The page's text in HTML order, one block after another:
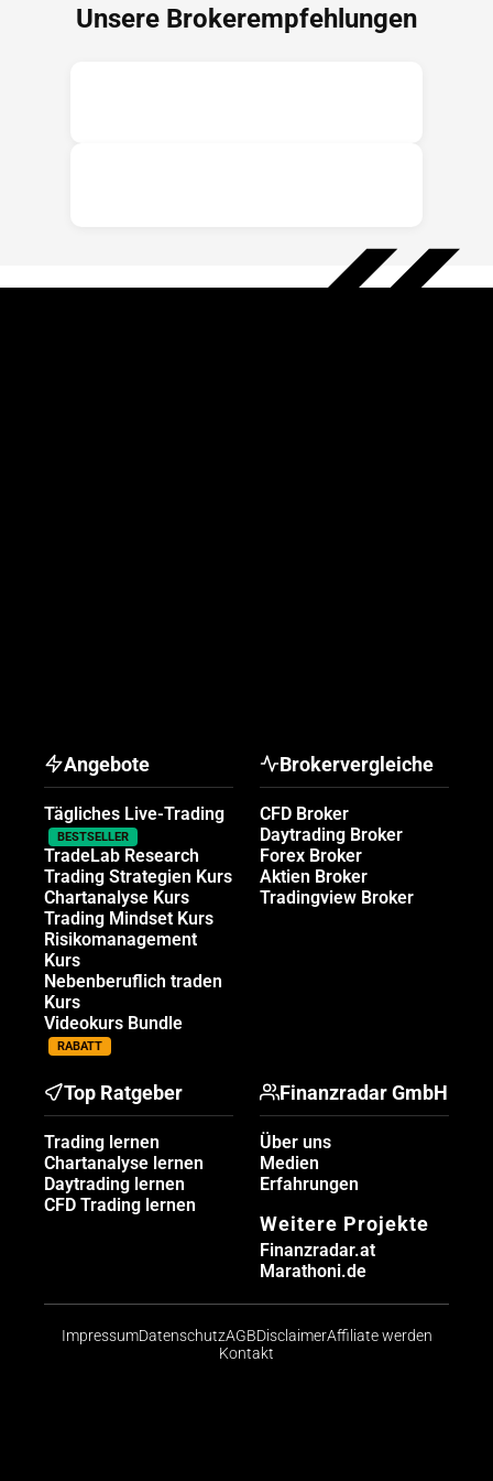
Unsere Brokerempfehlungen
Angebote
Tägliches Live-Trading
BESTSELLER
TradeLab Research
Trading Strategien Kurs
Chartanalyse Kurs
Trading Mindset Kurs
Risikomanagement
Kurs
Nebenberuflich traden
Kurs
Videokurs Bundle
RABATT
Brokervergleiche
CFD Broker
Daytrading Broker
Forex Broker
Aktien Broker
Tradingview Broker
Top Ratgeber
Trading lernen
Chartanalyse lernen
Daytrading lernen
CFD Trading lernen
Finanzradar GmbH
Über uns
Medien
Erfahrungen
Weitere Projekte
Finanzradar.at
Marathoni.de
ImpressumDatenschutzAGBDisclaimerAffiliate werden
Kontakt